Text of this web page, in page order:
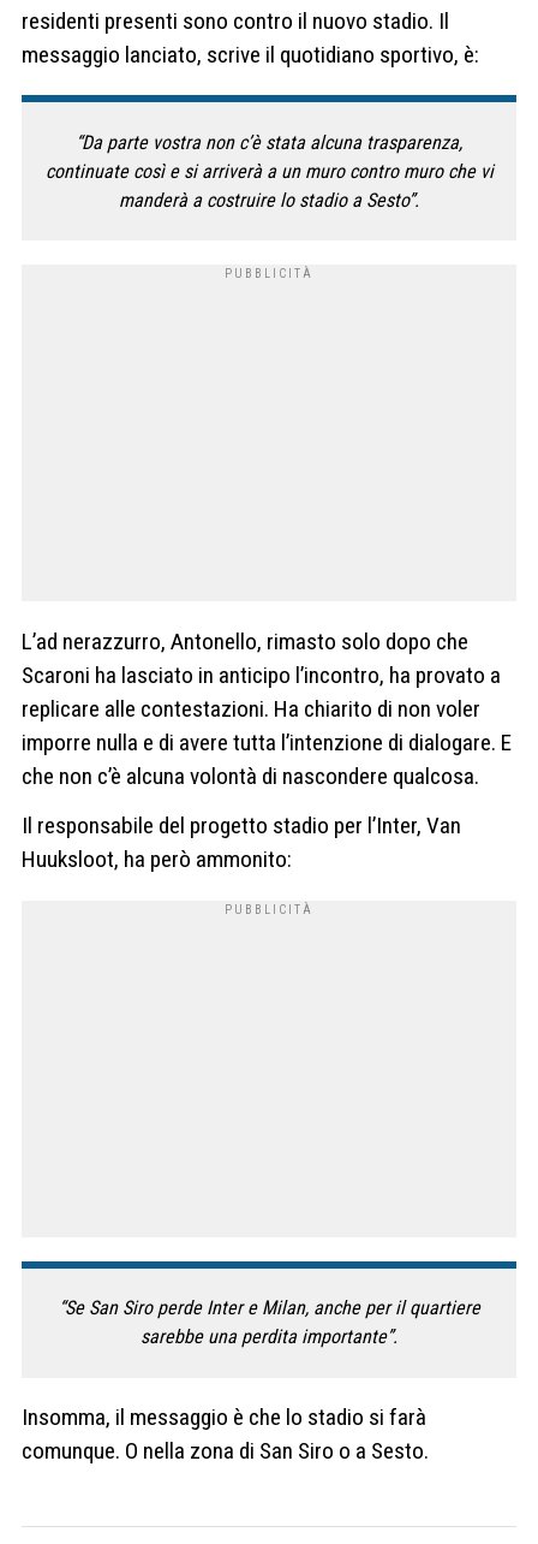
residenti presenti sono contro il nuovo stadio. Il
messaggio lanciato, scrive il quotidiano sportivo, è:
“Da parte vostra non c’è stata alcuna trasparenza,
continuate così e si arriverà a un muro contro muro che vi
manderà a costruire lo stadio a Sesto”.
L’ad nerazzurro, Antonello, rimasto solo dopo che
Scaroni ha lasciato in anticipo l’incontro, ha provato a
replicare alle contestazioni. Ha chiarito di non voler
imporre nulla e di avere tutta l’intenzione di dialogare. E
che non c’è alcuna volontà di nascondere qualcosa.
Il responsabile del progetto stadio per l’Inter, Van
Huuksloot, ha però ammonito:
“Se San Siro perde Inter e Milan, anche per il quartiere
sarebbe una perdita importante”.
Insomma, il messaggio è che lo stadio si farà
comunque. O nella zona di San Siro o a Sesto.